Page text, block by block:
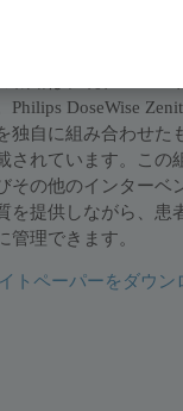
ン手技中の患者お
戦略は、現在ヘル
Philips DoseWise
独自に組み合わせた
されています。この
その他のインターベ
を提供しながら、患
管理できます。
トペーパーをダウン